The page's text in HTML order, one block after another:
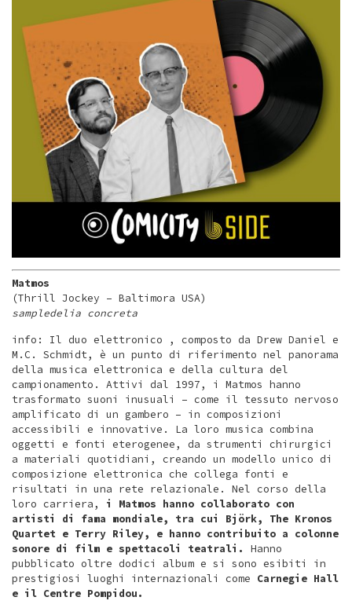
Matmos
(Thrill Jockey – Baltimora USA)
sampledelia concreta
info: Il duo elettronico , composto da Drew Daniel e
M.C. Schmidt, è un punto di riferimento nel panorama
della musica elettronica e della cultura del
campionamento. Attivi dal 1997, i Matmos hanno
trasformato suoni inusuali – come il tessuto nervoso
amplificato di un gambero – in composizioni
accessibili e innovative. La loro musica combina
oggetti e fonti eterogenee, da strumenti chirurgici
a materiali quotidiani, creando un modello unico di
composizione elettronica che collega fonti e
risultati in una rete relazionale. Nel corso della
loro carriera, i Matmos hanno collaborato con
artisti di fama mondiale, tra cui Björk, The Kronos
Quartet e Terry Riley, e hanno contribuito a colonne
sonore di film e spettacoli teatrali.
Hanno
pubblicato oltre dodici album e si sono esibiti in
prestigiosi luoghi internazionali come Carnegie Hall
e il Centre Pompidou.